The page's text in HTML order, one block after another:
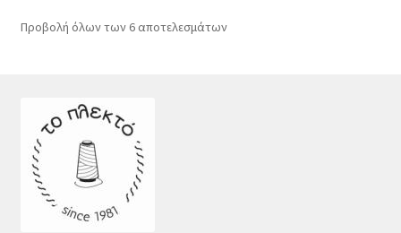
Προβολή όλων των 6 αποτελεσμάτων